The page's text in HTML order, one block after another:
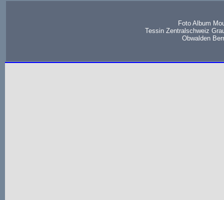
Foto Album
Tessin Zentralschweiz
Obwalden